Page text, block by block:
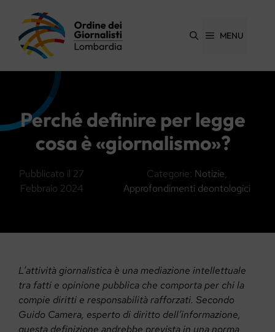
contenuto
MENU
Perché definire per legge
cosa è «giornalismo»?
Pubblicato il 27
Febbraio 2024
Categorie: Notizie,
Approfondimenti deontologici
L’attività giornalistica è una mediazione intellettuale
tra fatti e opinione pubblica che comporta per chi la
compie diritti e responsabilità rafforzati. Secondo
Guido Camera, esperto di diritto dell’informazione,
questa definizione andrebbe prevista in una norma